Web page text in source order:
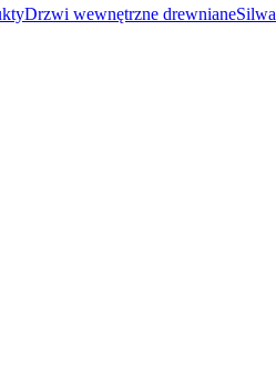
Drzwi wewnętrzne drewnianeSilwa